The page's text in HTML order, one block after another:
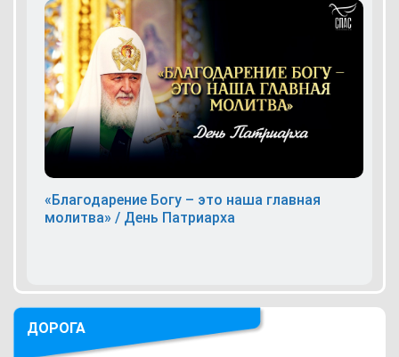
«Благодарение Богу – это наша главная
молитва» / День Патриарха
ДОРОГА